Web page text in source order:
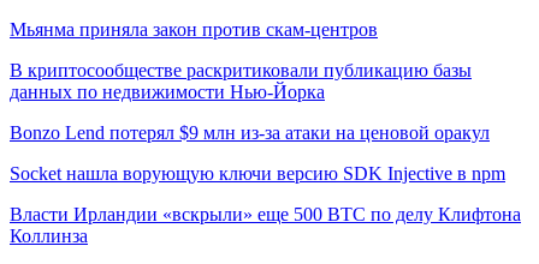
Мьянма приняла закон против скам-центров
В криптосообществе раскритиковали публикацию базы
данных по недвижимости Нью-Йорка
Bonzo Lend потерял $9 млн из-за атаки на ценовой оракул
Socket нашла ворующую ключи версию SDK Injective в npm
Власти Ирландии «вскрыли» еще 500 BTC по делу Клифтона
Коллинза